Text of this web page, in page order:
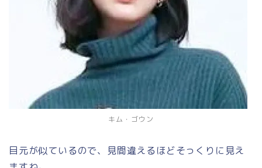
キム・ゴウン
目元が似ているので、見間違えるほどそっくりに見え